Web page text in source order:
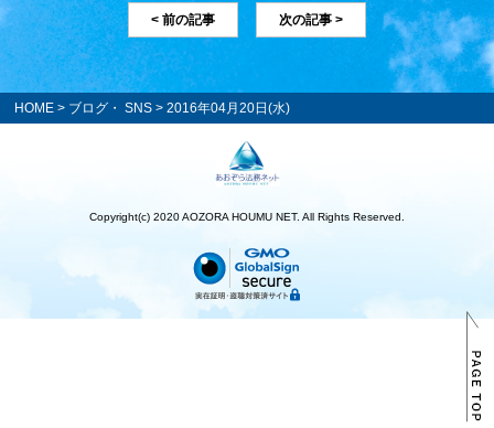
< 前の記事 次の記事 >
HOME > ブログ・ SNS > 2016年04月20日(水)
Copyright(c) 2020 AOZORA HOUMU NET. All Rights Reserved.